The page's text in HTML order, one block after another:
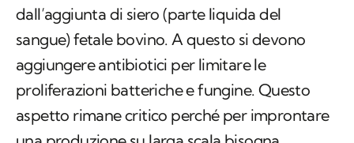
dall’aggiunta di siero (parte liquida del
sangue) fetale bovino. A questo si devono
aggiungere antibiotici per limitare le
proliferazioni batteriche e fungine. Questo
aspetto rimane critico perché per improntare